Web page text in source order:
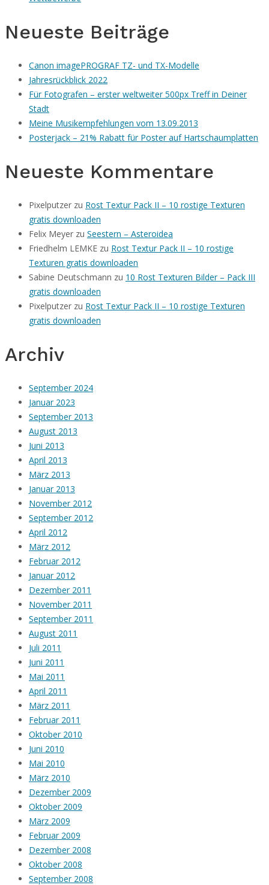
Neueste Beiträge
Canon imagePROGRAF TZ- und TX-Modelle
Jahresrückblick 2022
Für Fotografen – erster weltweiter 500px Treff in Deiner
Stadt
Meine Musikempfehlungen vom 13.09.2013
Posterjack – 21% Rabatt für Poster auf Hartschaumplatten
Neueste Kommentare
Pixelputzer zu Rost Textur Pack II – 10 rostige Texturen
gratis downloaden
Felix Meyer zu Seestern – Asteroidea
Friedhelm LEMKE zu Rost Textur Pack II – 10 rostige
Texturen gratis downloaden
Sabine Deutschmann zu 10 Rost Texturen Bilder – Pack III
gratis downloaden
Pixelputzer zu Rost Textur Pack II – 10 rostige Texturen
gratis downloaden
Archiv
September 2024
Januar 2023
September 2013
August 2013
Juni 2013
April 2013
März 2013
Januar 2013
November 2012
September 2012
April 2012
März 2012
Februar 2012
Januar 2012
Dezember 2011
November 2011
September 2011
August 2011
Juli 2011
Juni 2011
Mai 2011
April 2011
März 2011
Februar 2011
Oktober 2010
Juni 2010
Mai 2010
März 2010
Dezember 2009
Oktober 2009
März 2009
Februar 2009
Dezember 2008
Oktober 2008
September 2008